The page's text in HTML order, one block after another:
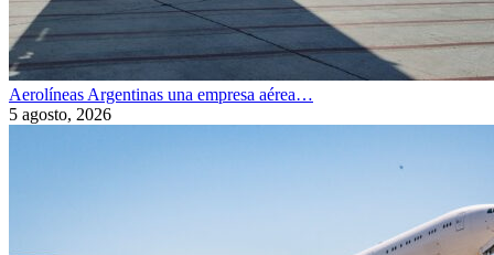
Aerolíneas Argentinas una empresa aérea…
5 agosto, 2026